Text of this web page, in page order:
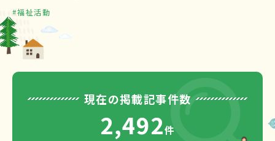
#福祉活動
現在の掲載記事件数
2,492件